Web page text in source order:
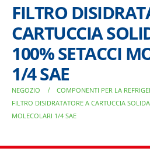
FILTRO
CARTUCCIA
100% SETACCI
1/4 SAE
NEGOZIO COMPONENTI PER LA
FILTRO DISIDRATATORE A CARTUCCIA
MOLECOLARI 1/4 SAE